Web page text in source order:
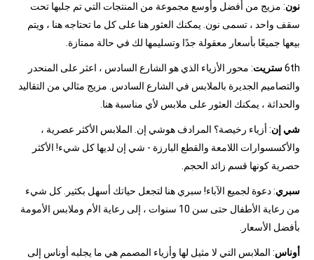
نون: مزيج من أفضل وأوسع مجموعة من المنتجات التي تم جلبها تحت
سقف واحد ، تسمى نون. يمكنك العثور هنا على كل ما تحتاجه هنا ، ويتم
بيعها جميعًا بأسعار معقولة جدًا وتسليمها لك في حالة ممتازة.
6thستريت: محور الأزياء الذي هو الشارع السادس ، اعثر على المنحدر
والتصاميم الجديرة بالملابس في الشارع السادس. مزيج مثالي من التقاليد
والحداثة ، يمكنك العثور على ملابس لأي مناسبة هنا.
شي إن: أزياء رخيصة؟ المرادف هوشي إن. الملابس الأكثر عصرية ،
والأكسسوارات اللامعة والقطع البارزة - شي إن لديها كل شيء! الأكثر
حصرية كونها قسم زائد الحجم.
سبري: دعوة لجميع الآباء! سبري هنا لتجعل حياتك أسهل بكثير. كل شيء
من رعاية الأطفال حتى سن 10 سنوات ، إلى رعاية الأم وملابس الأمومة
بأفضل الأسعار.
أوناس: الملابس التي لا مثيل لها وأزياء المصمم هي ما يجلبه أوناس إلى